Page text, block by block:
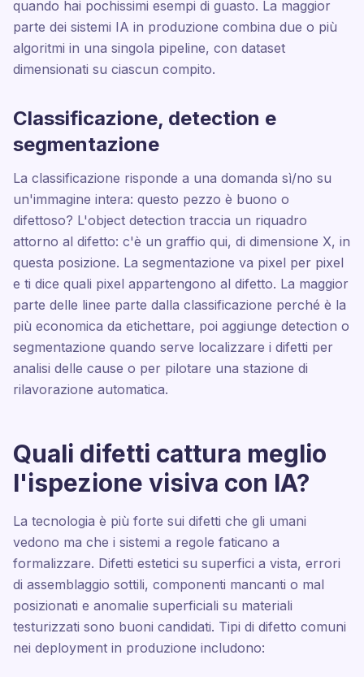
quando hai pochissimi esempi di guasto. La maggior
parte dei sistemi IA in produzione combina due o più
algoritmi in una singola pipeline, con dataset
dimensionati su ciascun compito.
Classificazione, detection e
segmentazione
La classificazione risponde a una domanda sì/no su
un'immagine intera: questo pezzo è buono o
difettoso? L'object detection traccia un riquadro
attorno al difetto: c'è un graffio qui, di dimensione X, in
questa posizione. La segmentazione va pixel per pixel
e ti dice quali pixel appartengono al difetto. La maggior
parte delle linee parte dalla classificazione perché è la
più economica da etichettare, poi aggiunge detection o
segmentazione quando serve localizzare i difetti per
analisi delle cause o per pilotare una stazione di
rilavorazione automatica.
Quali difetti cattura meglio
l'ispezione visiva con IA?
La tecnologia è più forte sui difetti che gli umani
vedono ma che i sistemi a regole faticano a
formalizzare. Difetti estetici su superfici a vista, errori
di assemblaggio sottili, componenti mancanti o mal
posizionati e anomalie superficiali su materiali
testurizzati sono buoni candidati. Tipi di difetto comuni
nei deployment in produzione includono: